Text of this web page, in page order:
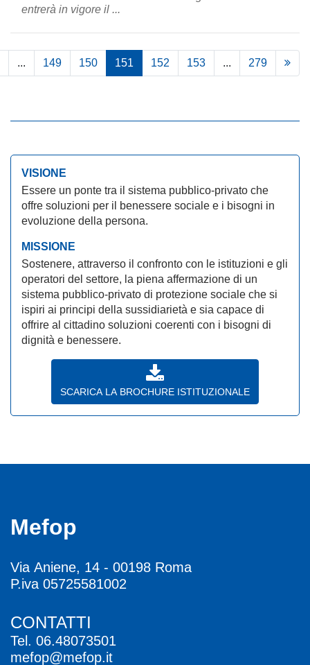
entrerà in vigore il ...
... 149 150 151 152 153 ... 279
VISIONE
Essere un ponte tra il sistema pubblico-privato che
offre soluzioni per il benessere sociale e i bisogni in
evoluzione della persona.
MISSIONE
Sostenere, attraverso il confronto con le istituzioni e gli
operatori del settore, la piena affermazione di un
sistema pubblico-privato di protezione sociale che si
ispiri ai principi della sussidiarietà e sia capace di
offrire al cittadino soluzioni coerenti con i bisogni di
dignità e benessere.
SCARICA LA BROCHURE ISTITUZIONALE
Mefop
Via Aniene, 14 - 00198 Roma
P.iva 05725581002
CONTATTI
Tel. 06.48073501
mefop@mefop.it